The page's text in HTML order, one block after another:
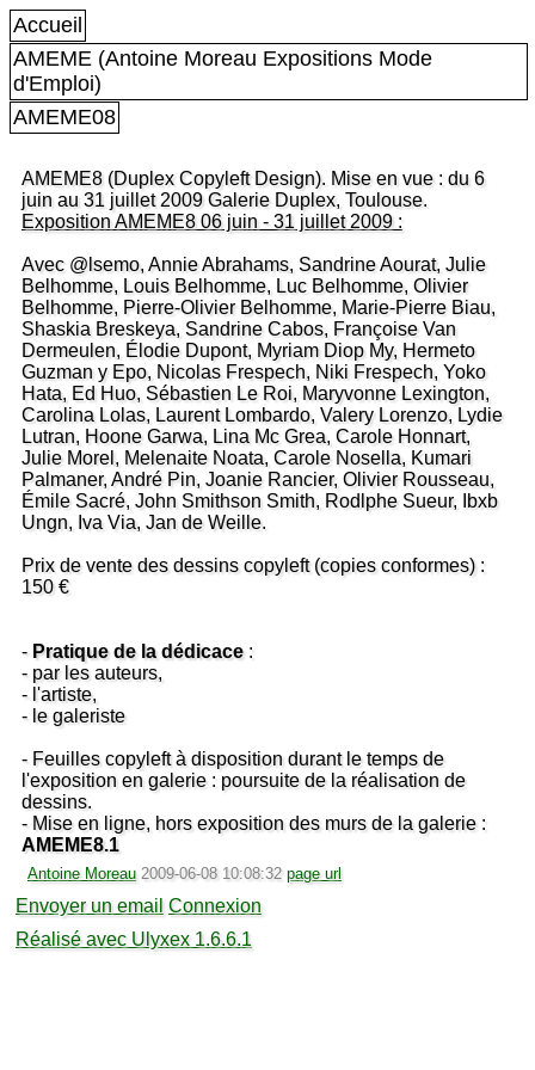
Accueil
AMEME (Antoine Moreau Expositions Mode
d'Emploi)
AMEME08
AMEME8 (Duplex Copyleft Design). Mise en vue : du 6
juin au 31 juillet 2009 Galerie Duplex, Toulouse.
Exposition AMEME8 06 juin - 31 juillet 2009 :
Avec @lsemo, Annie Abrahams, Sandrine Aourat, Julie
Belhomme, Louis Belhomme, Luc Belhomme, Olivier
Belhomme, Pierre-Olivier Belhomme, Marie-Pierre Biau,
Shaskia Breskeya, Sandrine Cabos, Françoise Van
Dermeulen, Élodie Dupont, Myriam Diop My, Hermeto
Guzman y Epo, Nicolas Frespech, Niki Frespech, Yoko
Hata, Ed Huo, Sébastien Le Roi, Maryvonne Lexington,
Carolina Lolas, Laurent Lombardo, Valery Lorenzo, Lydie
Lutran, Hoone Garwa, Lina Mc Grea, Carole Honnart,
Julie Morel, Melenaite Noata, Carole Nosella, Kumari
Palmaner, André Pin, Joanie Rancier, Olivier Rousseau,
Émile Sacré, John Smithson Smith, Rodlphe Sueur, Ibxb
Ungn, Iva Via, Jan de Weille.
Prix de vente des dessins copyleft (copies conformes) :
150 €
- Pratique de la dédicace:
- par les auteurs,
- l'artiste,
- le galeriste
- Feuilles copyleft à disposition durant le temps de
l'exposition en galerie : poursuite de la réalisation de
dessins.
- Mise en ligne, hors exposition des murs de la galerie :
AMEME8.1
Antoine Moreau 2009-06-08 10:08:32 page url
Envoyer un email Connexion
Réalisé avec Ulyxex 1.6.6.1